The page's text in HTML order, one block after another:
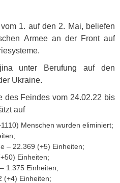
1. auf den 2. Mai, beliefen
Armee an der Front auf
unter Berufung auf den
Ukraine.
des Feindes vom 24.02.22 bis
auf
Menschen wurden eliminiert;
– 22.369 (+5) Einheiten;
Einheiten;
1.375 Einheiten;
(+4) Einheiten;